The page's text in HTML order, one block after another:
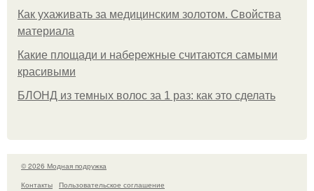
Как ухаживать за медицинским золотом. Свойства
материала
Какие площади и набережные считаются самыми
красивыми
БЛОНД из темных волос за 1 раз: как это сделать
© 2026 Модная подружка
Контакты
Пользовательское соглашение